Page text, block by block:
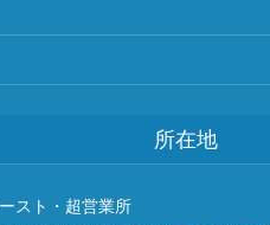
所在地
スト・超営業所